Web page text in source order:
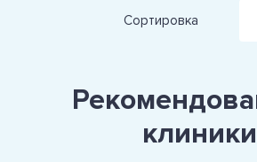
Сортировка
клиники